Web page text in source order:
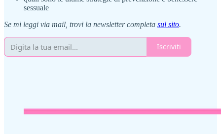
sessuale
Se mi leggi via mail, trovi la newsletter completa sul sito.
Iscriviti